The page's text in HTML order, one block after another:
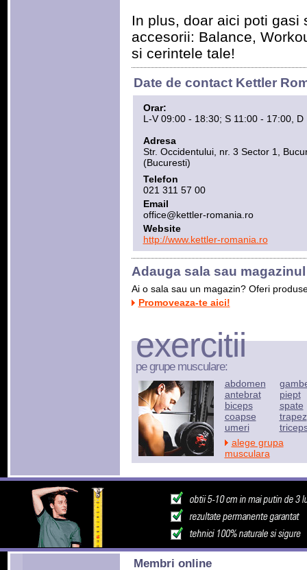
In plus, doar aici poti gasi
accesorii: Balance,
si cerintele tale!
Date de contact Kettler
Orar:
L-V 09:00 - 18:30; S 11:00 - 17:00, D
Adresa
Str. Occidentului, nr. 3 Sector 1,
(Bucuresti)
Telefon
021 311 57 00
Email
office@kettler-romania.ro
Website
http://www.kettler-romania.ro
Adauga sala sau
Ai o sala sau un magazin? Oferi
Promoveaza-te aici!
exercitii
pe grupe musculare:
abdomen
antebrat
biceps
coapse
umeri
piept
spate
trapez
alege grupa
musculara
Membri online